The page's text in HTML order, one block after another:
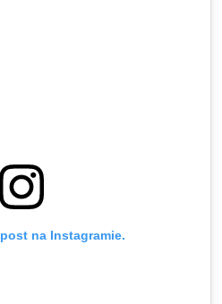
na Instagramie.